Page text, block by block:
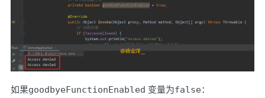
如果goodbyeFunctionEnabled 变量为false：